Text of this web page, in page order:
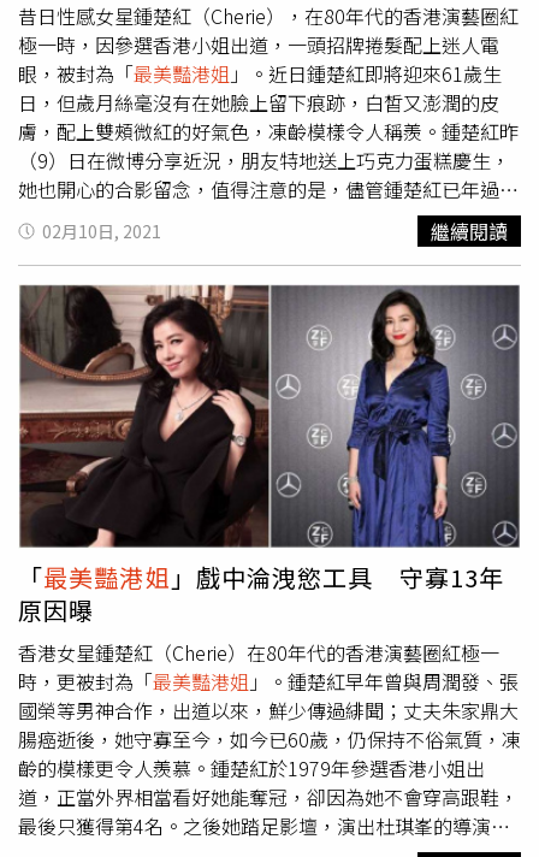
昔日性感女星鍾楚紅（Cherie），在80年代的香港演藝圈紅
極一時，因參選香港小姐出道，一頭招牌捲髮配上迷人電
眼，被封為「最美豔港姐 」。近日鍾楚紅即將迎來61歲生
日，但歲月絲毫沒有在她臉上留下痕跡，白皙又澎潤的皮
膚，配上雙頰微紅的好氣色，凍齡模樣令人稱羨。鍾楚紅昨
（9）日在微博分享近況，朋友特地送上巧克力蛋糕慶生，
她也開心的合影留念，值得注意的是，儘管鍾楚紅已年過半
百，臉蛋卻仍像當年一樣甜美，也依然保持不俗氣質，雖然
出現了些許皺紋，不過皮膚保養得宜，整個人看起來神采奕
奕，散發出不同於以往的獨特女人味。（圖／翻攝自微博／
鍾楚紅Cherie）回顧鍾楚紅的演藝之路，她於1979年參選香
港小姐出道，正當外界看好鍾楚紅能奪冠時，卻因為她不會
穿高跟鞋，最後只獲得第4名；不過之後受到電影公司賞
識，演出名導杜琪峯的處女作《碧水寒山奪命金》，1984
年鍾楚紅憑《男與女》首次獲得香港電影金像獎最佳女主角
提名，劇中飾演迫於生計淪為眾男洩慾的工具，激情床戲至
今仍讓人印象深刻。（圖／翻攝自IG／
cheriecheung_love）鍾楚紅於1987年與周潤發合演《秋天
的童話》，再度獲得金像獎最佳女主角提名，可惜仍未能獲
獎，不過該部戲也讓她獲得亞太影展最佳女主角殊榮，演藝
實力備受肯定。據悉，當時香港演藝圈曾流傳一句話，「再
發，發不過周潤發；再紅，紅不過鍾楚紅」，而鍾楚紅和林
青霞、張曼玉、梅艷芳在80年代並稱為「霞玉芳紅」，是香
港四大夢中情人。後來鍾楚紅因拍攝工作認識了香港廣告才
子朱家鼎，2人在1991年結婚，此後她就逐漸淡出演藝圈，
專心在家庭生活上，可惜甜蜜婚姻只維持16年，朱家鼎因罹
患大腸癌，不幸於2007年8月24日病逝；而鍾楚紅為了一圓
亡夫遺願，2年後受洗成為天主教徒，她也表明此生不會再
婚，因為朱家鼎已經給了她足夠的愛，鍾楚紅守寡至今，仍
02月10日, 2021 繼續閱讀
「最美豔港姐 」戲中淪洩慾工具 守寡13年
原因曝
香港女星鍾楚紅（Cherie）在80年代的香港演藝圈紅極一
時，更被封為「最美豔港姐 」。鍾楚紅早年曾與周潤發、張
國榮等男神合作，出道以來，鮮少傳過緋聞；丈夫朱家鼎大
腸癌逝後，她守寡至今，如今已60歲，仍保持不俗氣質，凍
齡的模樣更令人羨慕。鍾楚紅於1979年參選香港小姐出
道，正當外界相當看好她能奪冠，卻因為她不會穿高跟鞋，
最後只獲得第4名。之後她踏足影壇，演出杜琪峯的導演處